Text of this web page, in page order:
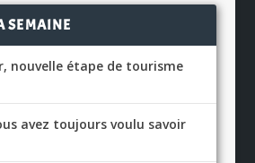
SEMAINE
nouvelle étape de tourisme
avez toujours voulu savoir